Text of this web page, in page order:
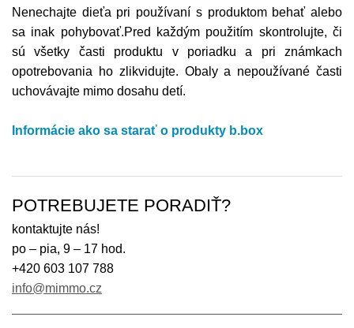
Nenechajte dieťa pri používaní s produktom behať alebo
sa inak pohybovať.Pred každým použitím skontrolujte, či
sú všetky časti produktu v poriadku a pri známkach
opotrebovania ho zlikvidujte. Obaly a nepoužívané časti
uchovávajte mimo dosahu detí.
Informácie ako sa starať o produkty b.box
POTREBUJETE PORADIŤ?
kontaktujte nás!
po – pia, 9 – 17 hod.
+420 603 107 788
info@mimmo.cz